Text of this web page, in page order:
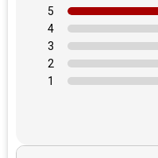
Phát Triển Thể Chất và
chỉ mang lại niềm vui mà
sự cân bằng và khả năng
nhún, tốc độ và hướng đi,
phản xạ nhanh nhạy.
1
2
3
4
5